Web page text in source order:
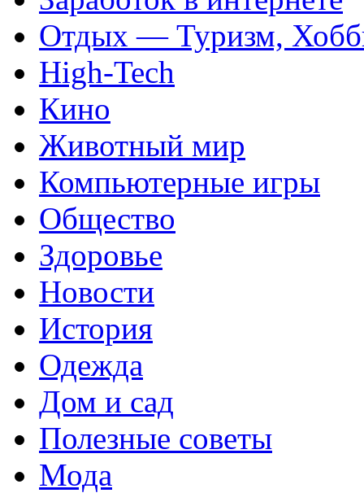
Отдых — Туризм,
High-Tech
Кино
Животный мир
Компьютерные игры
Общество
Здоровье
Новости
История
Одежда
Дом и сад
Полезные советы
Мода